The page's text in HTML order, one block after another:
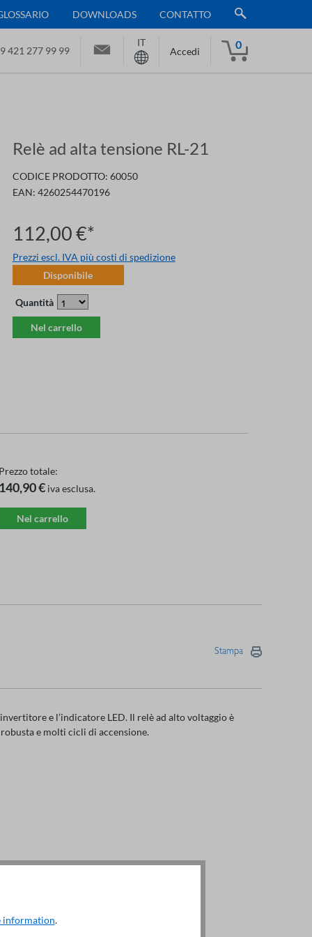
DOWNLOADS CONTATTO
421 277 99 99
IT
Accedi
0
Relè ad alta tensione RL-21
CODICE PRODOTTO: 60050
EAN: 4260254470196
112,00 €*
Prezzi escl. IVA più costi di spedizione
Disponibile
Quantità
Nel carrello
Prezzo totale:
140,90 € iva esclusa.
Nel carrello
Stampa
e l’indicatore LED. Il relè ad alto voltaggio è
e molti cicli di accensione.
information.